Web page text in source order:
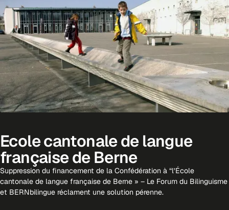
Ecole cantonale de langue
française de Berne
Suppression du financement de la Confédération à “l’École
cantonale de langue française de Berne » – Le Forum du Bilinguisme
et BERNbilingue réclament une solution pérenne.